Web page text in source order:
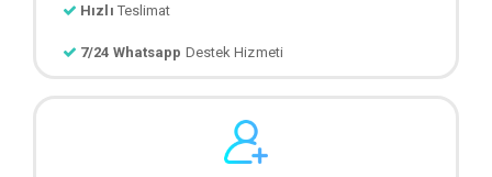
Hızlı Teslimat
7/24 Whatsapp Destek Hizmeti